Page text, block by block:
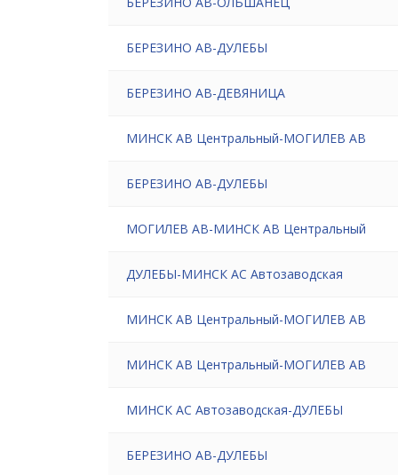
БЕРЕЗИНО АВ-ДУЛЕБЫ
БЕРЕЗИНО АВ-ДЕВЯНИЦА
МИНСК АВ Центральный-МОГИЛЕВ АВ
БЕРЕЗИНО АВ-ДУЛЕБЫ
МОГИЛЕВ АВ-МИНСК АВ Центральный
ДУЛЕБЫ-МИНСК АС Автозаводская
МИНСК АВ Центральный-МОГИЛЕВ АВ
МИНСК АВ Центральный-МОГИЛЕВ АВ
МИНСК АС Автозаводская-ДУЛЕБЫ
БЕРЕЗИНО АВ-ДУЛЕБЫ